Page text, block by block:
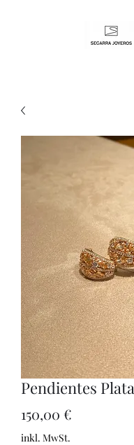
Pendientes Plata
150,00 €
inkl. MwSt.